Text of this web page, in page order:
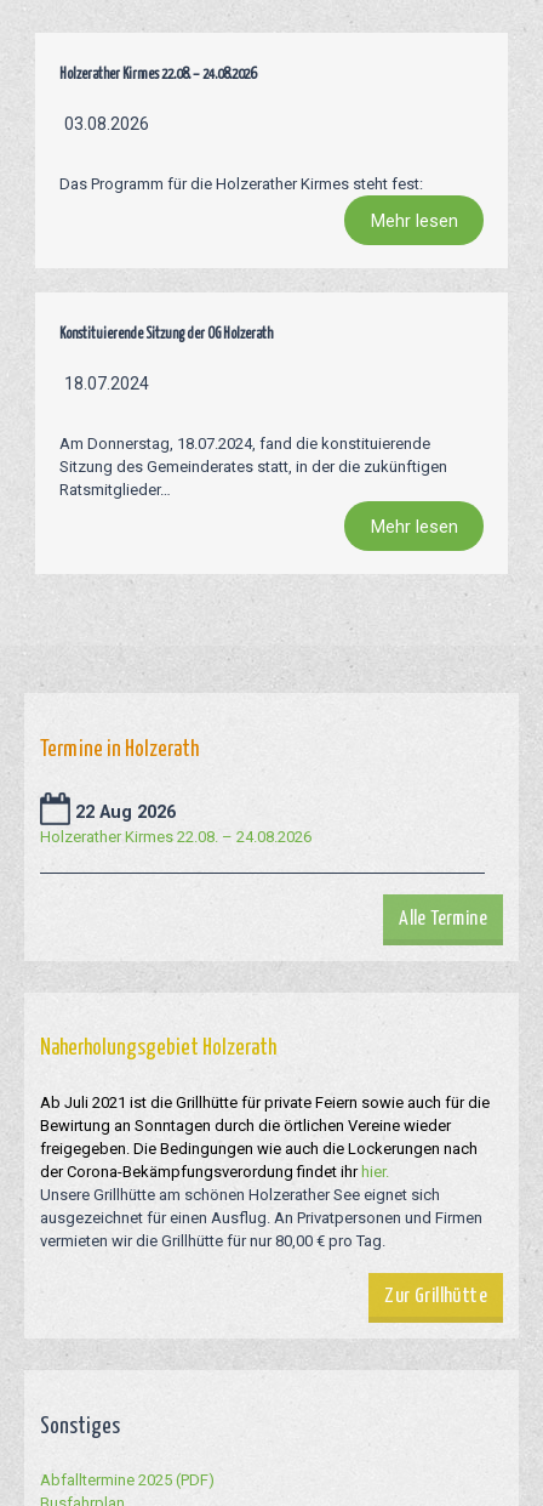
Holzerather Kirmes 22.08. – 24.08.2026
03.08.2026
Das Programm für die Holzerather Kirmes steht fest:
Mehr lesen
Konstituierende Sitzung der OG Holzerath
18.07.2024
Am Donnerstag, 18.07.2024, fand die konstituierende
Sitzung des Gemeinderates statt, in der die zukünftigen
Ratsmitglieder…
Mehr lesen
Termine in Holzerath
22 Aug 2026
Holzerather Kirmes 22.08. – 24.08.2026
Alle Termine
Naherholungsgebiet Holzerath
Ab Juli 2021 ist die Grillhütte für private Feiern sowie auch für die
Bewirtung an Sonntagen durch die örtlichen Vereine wieder
freigegeben. Die Bedingungen wie auch die Lockerungen nach
der Corona-Bekämpfungsverordung findet ihr hier.
Unsere Grillhütte am schönen Holzerather See eignet sich
ausgezeichnet für einen Ausflug. An Privatpersonen und Firmen
vermieten wir die Grillhütte für nur 80,00 € pro Tag.
Zur Grillhütte
Sonstiges
Abfalltermine 2025 (PDF)